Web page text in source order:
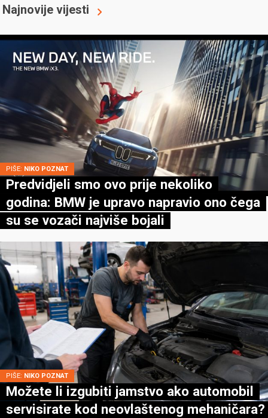
Najnovije vijesti
PIŠE: NIKO POZNAT
Predvidjeli smo ovo prije nekoliko
godina: BMW je upravo napravio ono čega
su se vozači najviše bojali
PIŠE: NIKO POZNAT
Možete li izgubiti jamstvo ako automobil
servisirate kod neovlaštenog mehaničara?